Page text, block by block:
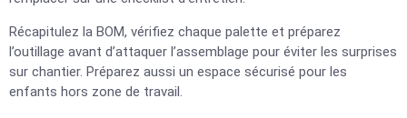
Récapitulez la BOM, vérifiez chaque palette et préparez
l’outillage avant d’attaquer l’assemblage pour éviter les surprises
sur chantier. Préparez aussi un espace sécurisé pour les
enfants hors zone de travail.